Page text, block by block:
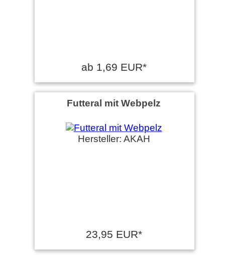
ab 1,69 EUR*
Futteral mit Webpelz
Hersteller: AKAH
23,95 EUR*